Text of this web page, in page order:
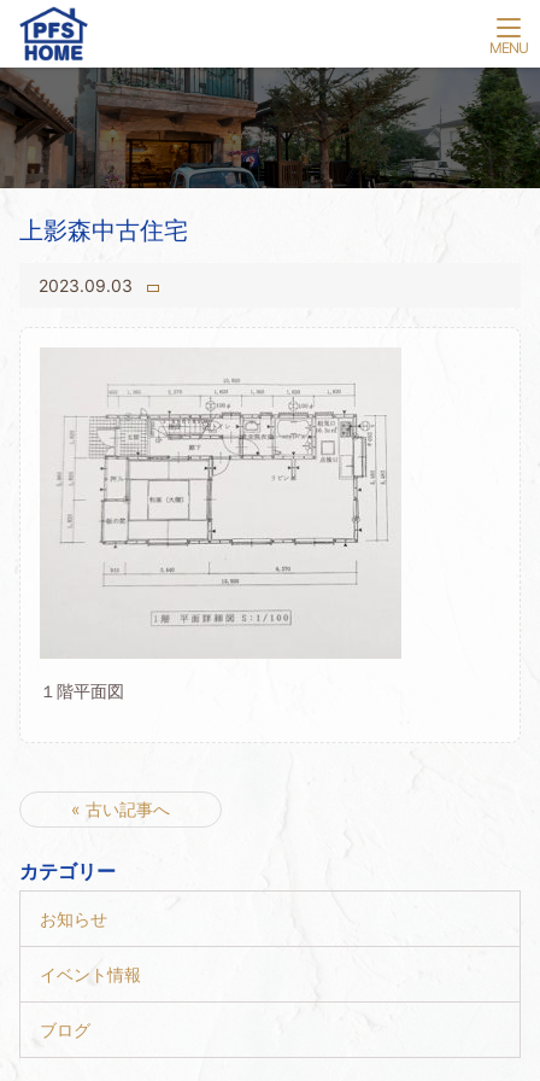
上影森中古住宅
2023.09.03
１階平面図
« 古い記事へ
カテゴリー
お知らせ
イベント情報
ブログ